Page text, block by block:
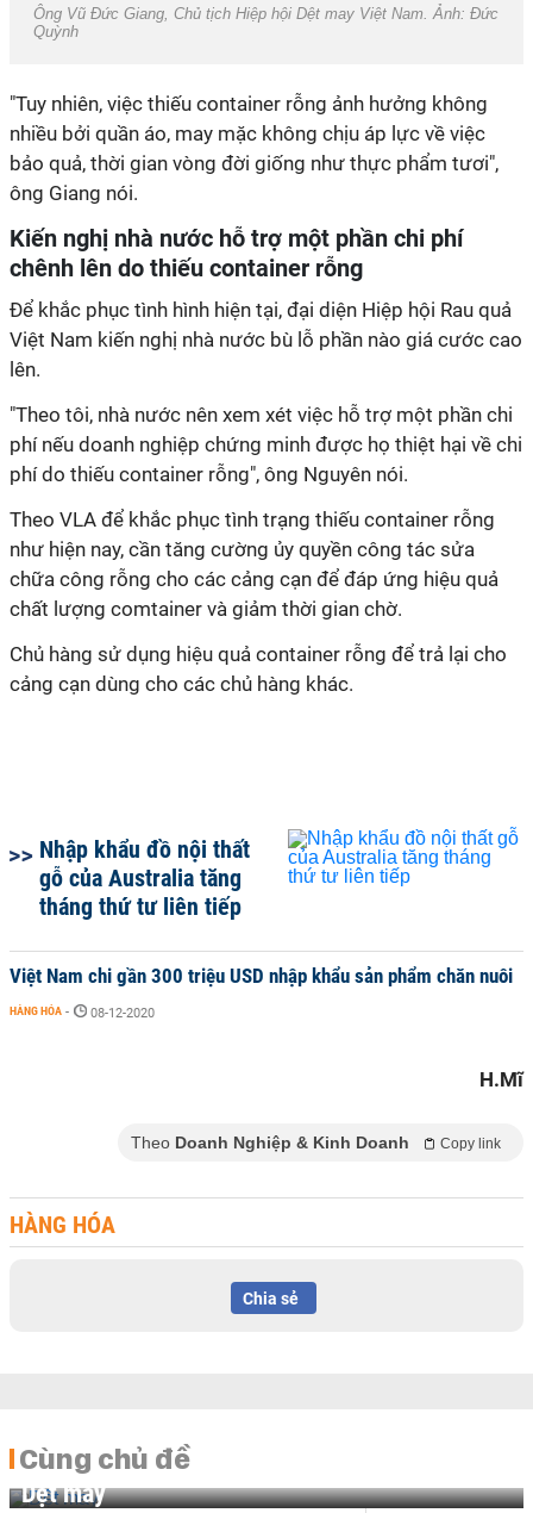
Ông Vũ Đức Giang, Chủ tịch Hiệp hội Dệt may Việt Nam. Ảnh: Đức
Quỳnh
"Tuy nhiên, việc thiếu container rỗng ảnh hưởng không
nhiều bởi quần áo, may mặc không chịu áp lực về việc
bảo quả, thời gian vòng đời giống như thực phẩm tươi",
ông Giang nói.
Kiến nghị nhà nước hỗ trợ một phần chi phí
chênh lên do thiếu container rỗng
Để khắc phục tình hình hiện tại, đại diện Hiệp hội Rau quả
Việt Nam kiến nghị nhà nước bù lỗ phần nào giá cước cao
lên.
"Theo tôi, nhà nước nên xem xét việc hỗ trợ một phần chi
phí nếu doanh nghiệp chứng minh được họ thiệt hại về chi
phí do thiếu container rỗng", ông Nguyên nói.
Theo VLA để khắc phục tình trạng thiếu container rỗng
như hiện nay, cần tăng cường ủy quyền công tác sửa
chữa công rỗng cho các cảng cạn để đáp ứng hiệu quả
chất lượng comtainer và giảm thời gian chờ.
Chủ hàng sử dụng hiệu quả container rỗng để trả lại cho
cảng cạn dùng cho các chủ hàng khác.
Nhập khẩu đồ nội thất
gỗ của Australia tăng
tháng thứ tư liên tiếp
Việt Nam chi gần 300 triệu USD nhập khẩu sản phẩm chăn nuôi
HÀNG HÓA - 08-12-2020
H.Mĩ
Theo Doanh Nghiệp & Kinh Doanh Copy link
HÀNG HÓA
Chia sẻ
Cùng chủ đề
Dệt may